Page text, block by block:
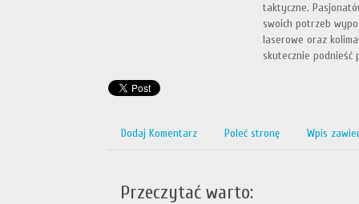
taktyczne.
swoich potrzeb
laserowe oraz
skutecznie podnieść
Dodaj Komentarz Poleć stronę Wpis
Przeczytać warto: